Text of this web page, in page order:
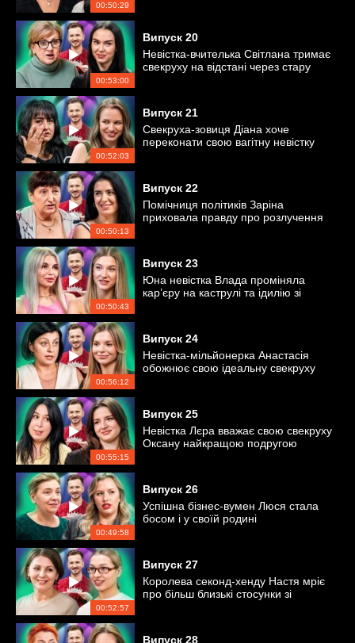
00:50:29
00:53:00
Випуск 20
Невістка-вчителька Світлана тримає
свекруху на відстані через стару
00:52:03
Випуск 21
Свекруха-зовиця Діана хоче
переконати свою вагітну невістку
00:50:13
Випуск 22
Помічниця політиків Заріна
приховала правду про розлучення
00:50:43
Випуск 23
Юна невістка Влада проміняла
кар’єру на каструлі та ідилію зі
00:56:12
Випуск 24
Невістка-мільйонерка Анастасія
обожнює свою ідеальну свекруху
00:55:15
Випуск 25
Невістка Лєра вважає свою свекруху
Оксану найкращою подругою
00:49:58
Випуск 26
Успішна бізнес-вумен Люся стала
босом і у своїй родині
00:52:57
Випуск 27
Королева секонд-хенду Настя мріє
про більш близькі стосунки зі
Випуск 28